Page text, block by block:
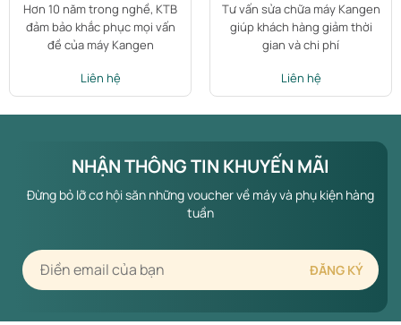
Hơn 10 năm trong nghề, KTB
đảm bảo khắc phục mọi vấn
đề của máy Kangen
Liên hệ
Tư vấn sửa chữa máy Kangen
giúp khách hàng giảm thời
gian và chi phí
Liên hệ
NHẬN THÔNG TIN KHUYẾN MÃI
Đừng bỏ lỡ cơ hội săn những voucher về máy và phụ kiện hàng
tuần